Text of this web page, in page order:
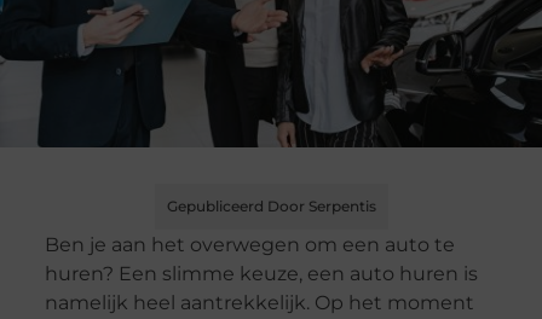
Gepubliceerd Door Serpentis
Ben je aan het overwegen om een auto te
huren? Een slimme keuze, een auto huren is
namelijk heel aantrekkelijk. Op het moment